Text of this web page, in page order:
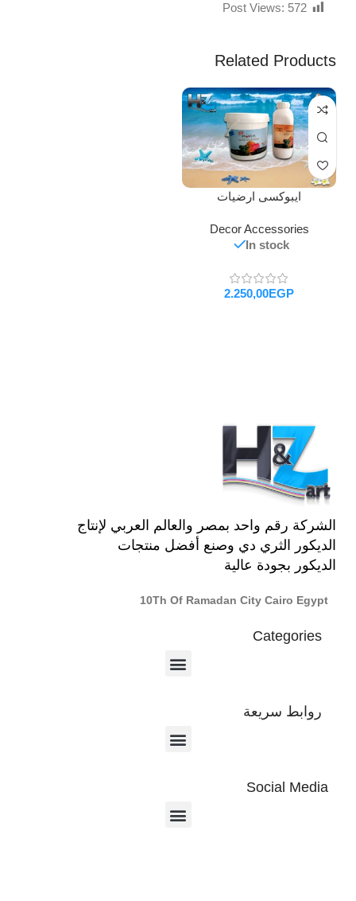
Post Views: 572
Related Products
ايبوكسى ارضيات
Decor Accessories
In stock
EGP
الشركة رقم واحد بمصر والعالم العربي لإنتاج
الديكور الثري دي وصنع أفضل منتجات
الديكور بجودة عالية
10Th Of Ramadan City Cairo Egypt
Categories
روابط سريعة
Social Media